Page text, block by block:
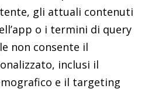
gli attuali contenuti
o i termini di query
non consente il
inclusi il
e il targeting